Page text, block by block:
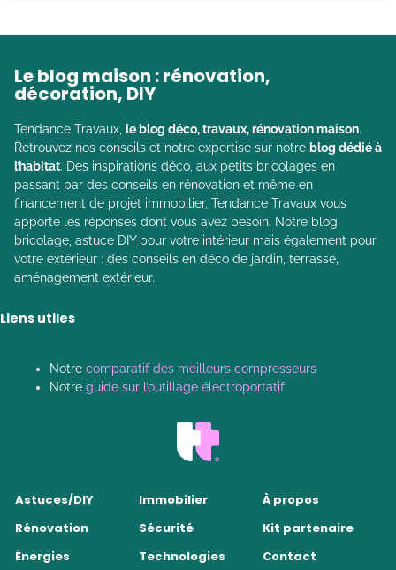
Le blog maison : rénovation,
décoration, DIY
Tendance Travaux, le blog déco, travaux, rénovation maison.
Retrouvez nos conseils et notre expertise sur notre blog dédié à
l’habitat. Des inspirations déco, aux petits bricolages en
passant par des conseils en rénovation et même en
financement de projet immobilier, Tendance Travaux vous
apporte les réponses dont vous avez besoin. Notre blog
bricolage, astuce DIY pour votre intérieur mais également pour
votre extérieur : des conseils en déco de jardin, terrasse,
aménagement extérieur.
Liens utiles
Notre comparatif des meilleurs compresseurs
Notre guide sur l’outillage électroportatif
Astuces/DIY
Rénovation
Énergies
Immobilier
Sécurité
Technologies
À propos
Kit partenaire
Contact